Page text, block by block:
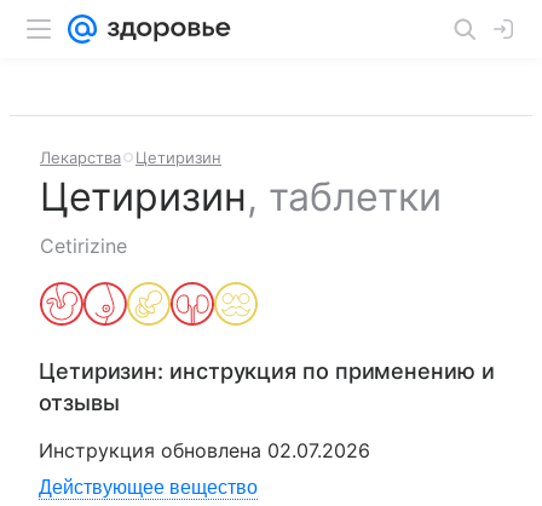
Лекарства Цетиризин
Цетиризин, таблетки
Cetirizine
Цетиризин: инструкция по применению и
отзывы
Инструкция обновлена 02.07.2026
Действующее вещество